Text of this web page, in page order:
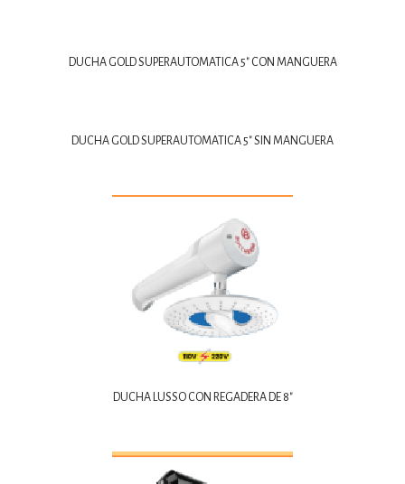
DUCHA GOLD SUPERAUTOMATICA 5″ CON MANGUERA
DUCHA GOLD SUPERAUTOMATICA 5″ SIN MANGUERA
DUCHA LUSSO CON REGADERA DE 8″